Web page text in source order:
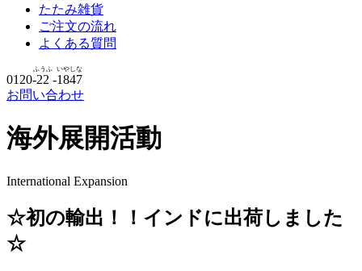
たたみ雑貨
ご注文の流れ
よくある質問
0120-22
ふうふ
-1847
いやしな
お問い合わせ
海外展開活動
International Expansion
☆初の輸出！！インドに出荷しました
☆